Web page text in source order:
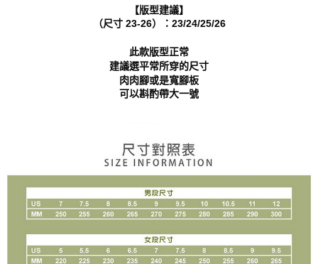
５．嚴禁一人註冊多個帳號或使用他人資訊註冊。若發現惡意使用之情形，
【版型建議】
（尺寸 23-26）：23/24/25/26
此款版型正常
建議選平常所穿的尺寸
肉肉腳或是寬腳板
可以斟酌帶大一號